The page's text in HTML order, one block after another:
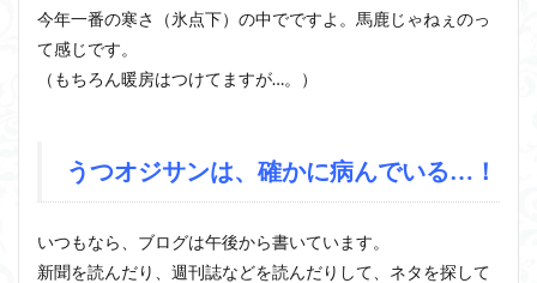
今年一番の寒さ（氷点下）の中でですよ。馬鹿じゃねぇのっ
て感じです。
（もちろん暖房はつけてますが…。）
うつオジサンは、確かに病んでいる…！
いつもなら、ブログは午後から書いています。
新聞を読んだり、週刊誌などを読んだりして、ネタを探して